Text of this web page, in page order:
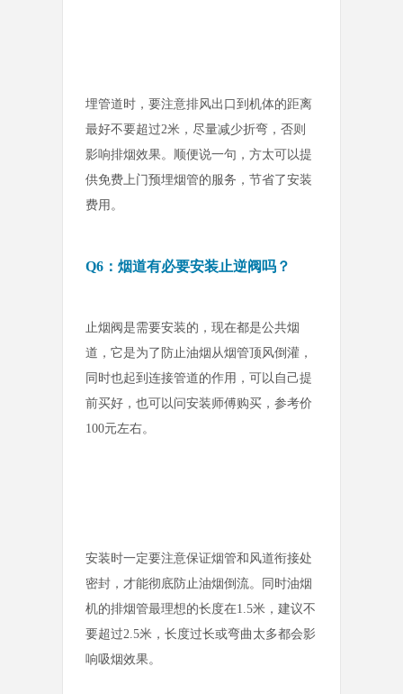
埋管道时，要注意排风出口到机体的距离
最好不要超过2米，尽量减少折弯，否则
影响排烟效果。顺便说一句，方太可以提
供免费上门预埋烟管的服务，节省了安装
费用。
Q6：烟道有必要安装止逆阀吗？
止烟阀是需要安装的，现在都是公共烟
道，它是为了防止油烟从烟管顶风倒灌，
同时也起到连接管道的作用，可以自己提
前买好，也可以问安装师傅购买，参考价
100元左右。
安装时一定要注意保证烟管和风道衔接处
密封，才能彻底防止油烟倒流。同时油烟
机的排烟管最理想的长度在1.5米，建议不
要超过2.5米，长度过长或弯曲太多都会影
响吸烟效果。